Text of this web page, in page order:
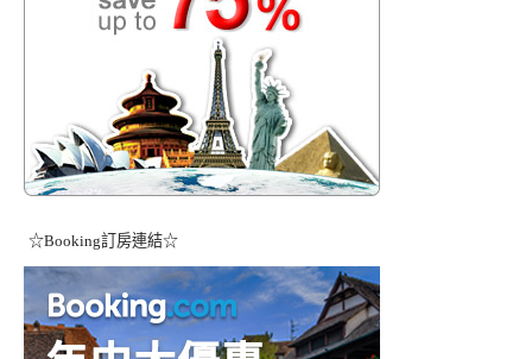
☆Booking訂房連結☆